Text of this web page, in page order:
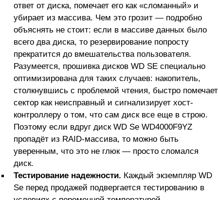
ответ от диска, помечает его как «сломанный» и
убирает из массива. Чем это грозит — подробно
объяснять не стоит: если в массиве данных было
всего два диска, то резервирование попросту
прекратится до вмешательства пользователя.
Разумеется, прошивка дисков WD SE специально
оптимизирована для таких случаев: накопитель,
столкнувшись с проблемой чтения, быстро помечает
сектор как неисправный и сигнализирует хост-
контроллеру о том, что сам диск все еще в строю.
Поэтому если вдруг диск WD Se WD4000F9YZ
пропадёт из RAID-массива, то можно быть
уверенным, что это не глюк — просто сломался
диск.
Тестирование надежности. Каждый экземпляр WD
Se перед продажей подвергается тестированию в